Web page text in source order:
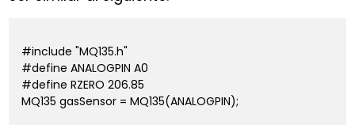
#include "MQ135.h"
#define ANALOGPIN A0
#define RZERO 206.85
MQ135 gasSensor = MQ135(ANALOGPIN);